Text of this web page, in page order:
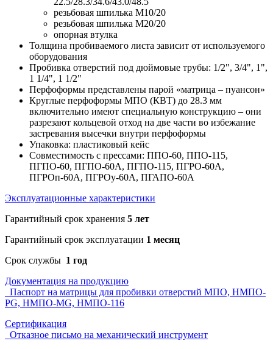
резьбовая шпилька М10/20
резьбовая шпилька М20/20
опорная втулка
Толщина пробиваемого листа зависит от используемого
оборудования
Пробивка отверстий под дюймовые трубы: 1/2", 3/4", 1",
1 1/4", 1 1/2"
Перфоформы представлены парой «матрица – пуансон»
Круглые перфоформы МПО (КВТ) до 28.3 мм
включительно имеют специальную конструкцию – они
разрезают кольцевой отход на две части во избежание
застревания высечки внутри перфоформы
Упаковка: пластиковый кейс
Совместимость с прессами: ППО-60, ППО-115,
ПГПО-60, ПГПО-60А, ПГПО-115, ПГРО-60А,
ПГРОп-60А, ПГРОу-60А, ПГАПО-60А
Эксплуатационные характеристики
Гарантийный срок хранения 5 лет
Гарантийный срок эксплуатации 1 месяц
Срок службы 1 год
Документация на продукцию
Паспорт на матрицы для пробивки отверстий МПО, НМПО-
PG, НМПО-MG, НМПО-116
Сертификация
Отказное письмо на механический инструмент